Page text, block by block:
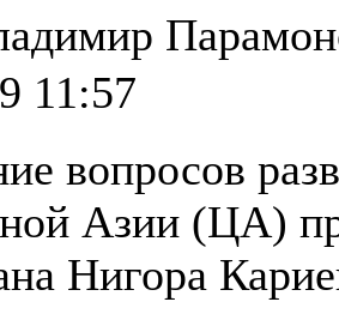
11:57
вопросов
Азии (ЦА)
Нигора